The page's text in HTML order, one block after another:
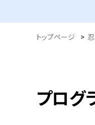
トップページ >
プログ